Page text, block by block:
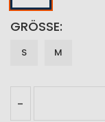
GRÖSSE
S M
-